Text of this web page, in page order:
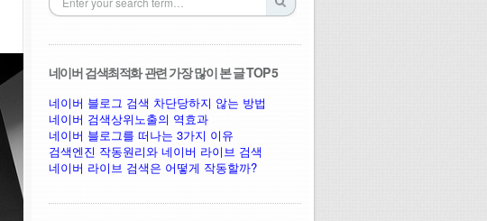
네이버 검색최적화 관련 가장 많이 본 글 TOP 5
네이버 블로그 검색 차단당하지 않는 방법
네이버 검색상위노출의 역효과
네이버 블로그를 떠나는 3가지 이유
검색엔진 작동원리와 네이버 라이브 검색
네이버 라이브 검색은 어떻게 작동할까?